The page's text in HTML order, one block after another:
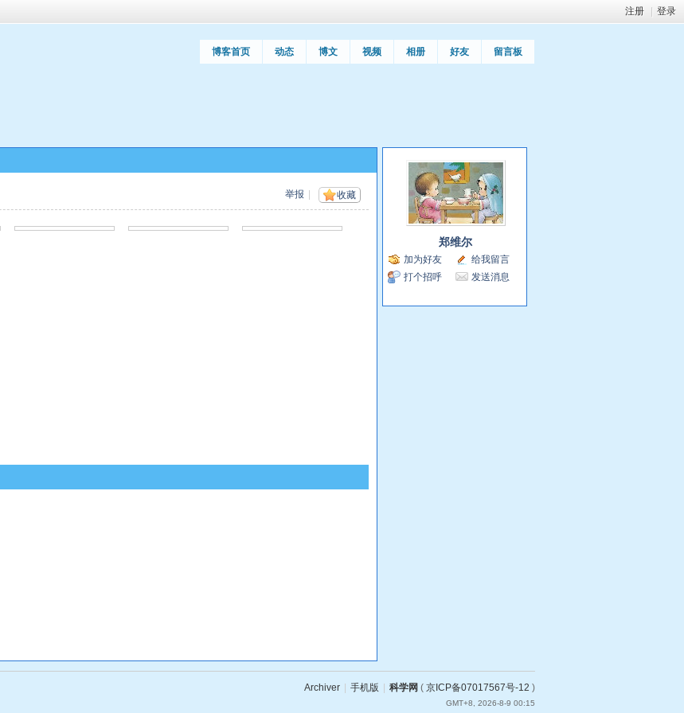
注册 登录
博客首页 动态 博文 视频 相册 好友 留言板
收藏
举报
郑维尔
加为好友
给我留言
打个招呼
发送消息
Archiver 手机版 科学网 ( 京ICP备07017567号-12 )
GMT+8, 2026-8-9 00:15